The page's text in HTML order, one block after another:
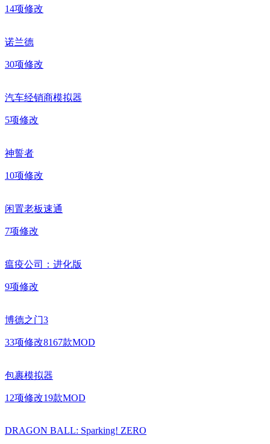
14项修改
诺兰德
30项修改
汽车经销商模拟器
5项修改
神誓者
10项修改
闲置老板速通
7项修改
瘟疫公司：进化版
9项修改
博德之门3
33项修改8167款MOD
包裹模拟器
12项修改19款MOD
DRAGON BALL: Sparking! ZERO